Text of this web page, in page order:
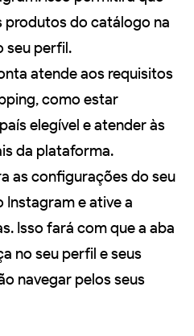
produtos do catálogo na
seu perfil.
atende aos requisitos
como estar
elegível e atender às
da plataforma.
as configurações do seu
e ative a
Isso fará com que a aba
no seu perfil e seus
navegar pelos seus